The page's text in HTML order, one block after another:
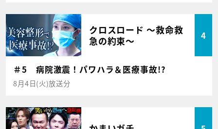
クロスロード ～救命救
急の約束～
4
＃5 病院激震！パワハラ＆医療事故!?
8月4日(火)放送分